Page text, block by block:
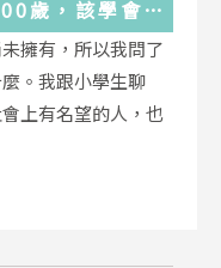
歲，該學會
的小事裡了
擁有，所以我問了
。我跟小學生聊
上有名望的人，也